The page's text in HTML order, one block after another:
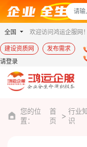
全国 欢迎访问鸿运企服网！
建设资质网
发布需求
请登录
您的位
置：
首
页
行业
识